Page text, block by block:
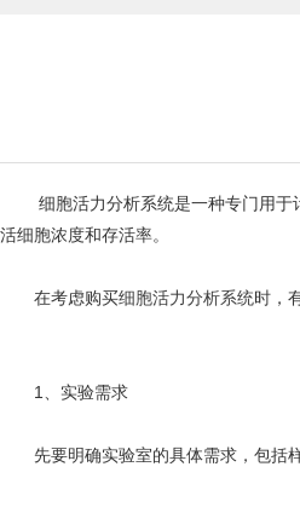
细胞活力分析系统是一种专门用于计
活细胞浓度和存活率。
在考虑购买细胞活力分析系统时，
1、实验需求
先要明确实验室的具体需求，包括样